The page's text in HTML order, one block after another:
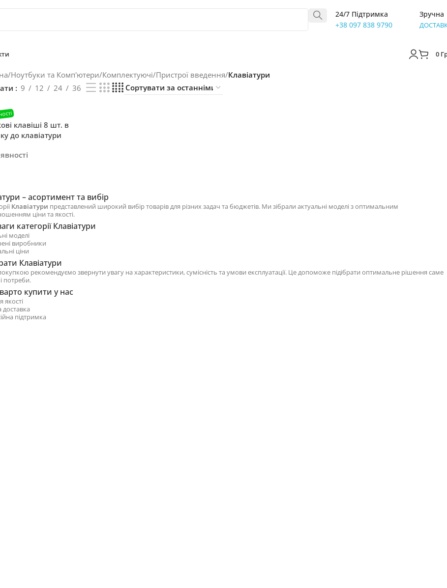
24/7 Підтримка
+38 097 838 9790
Зручна
0
/Ноутбуки та Комп'ютери/Комплектуючі/Пристрої введення/Клавіатури
9 12 24 36
клавіші 8 шт. в
до клавіатури
– асортимент та вибір
Клавіатури представлений широкий вибір товарів для різних задач та бюджетів. Ми зібрали актуальні моделі з оптимальним
ціни та якості.
категорії Клавіатури
моделі
виробники
ціни
Клавіатури
рекомендуємо звернути увагу на характеристики, сумісність та умови експлуатації. Це допоможе підібрати оптимальне рішення саме
потреби.
купити у нас
якості
підтримка